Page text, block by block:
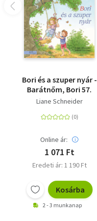
Bori és a szuper nyár -
Barátnőm, Bori 57.
Liane Schneider
Online ár:
1 071 Ft
Eredeti ár: 1 190 Ft
Kosárba
2 - 3 munkanap